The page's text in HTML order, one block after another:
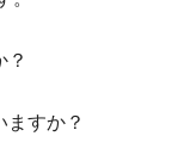
？
すか？